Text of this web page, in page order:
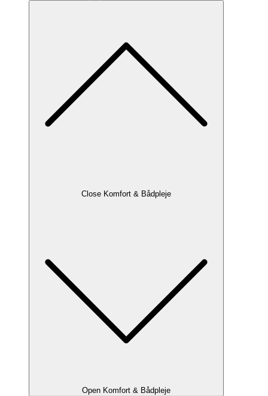
Close Komfort & Bådpleje
Open Komfort & Bådpleje